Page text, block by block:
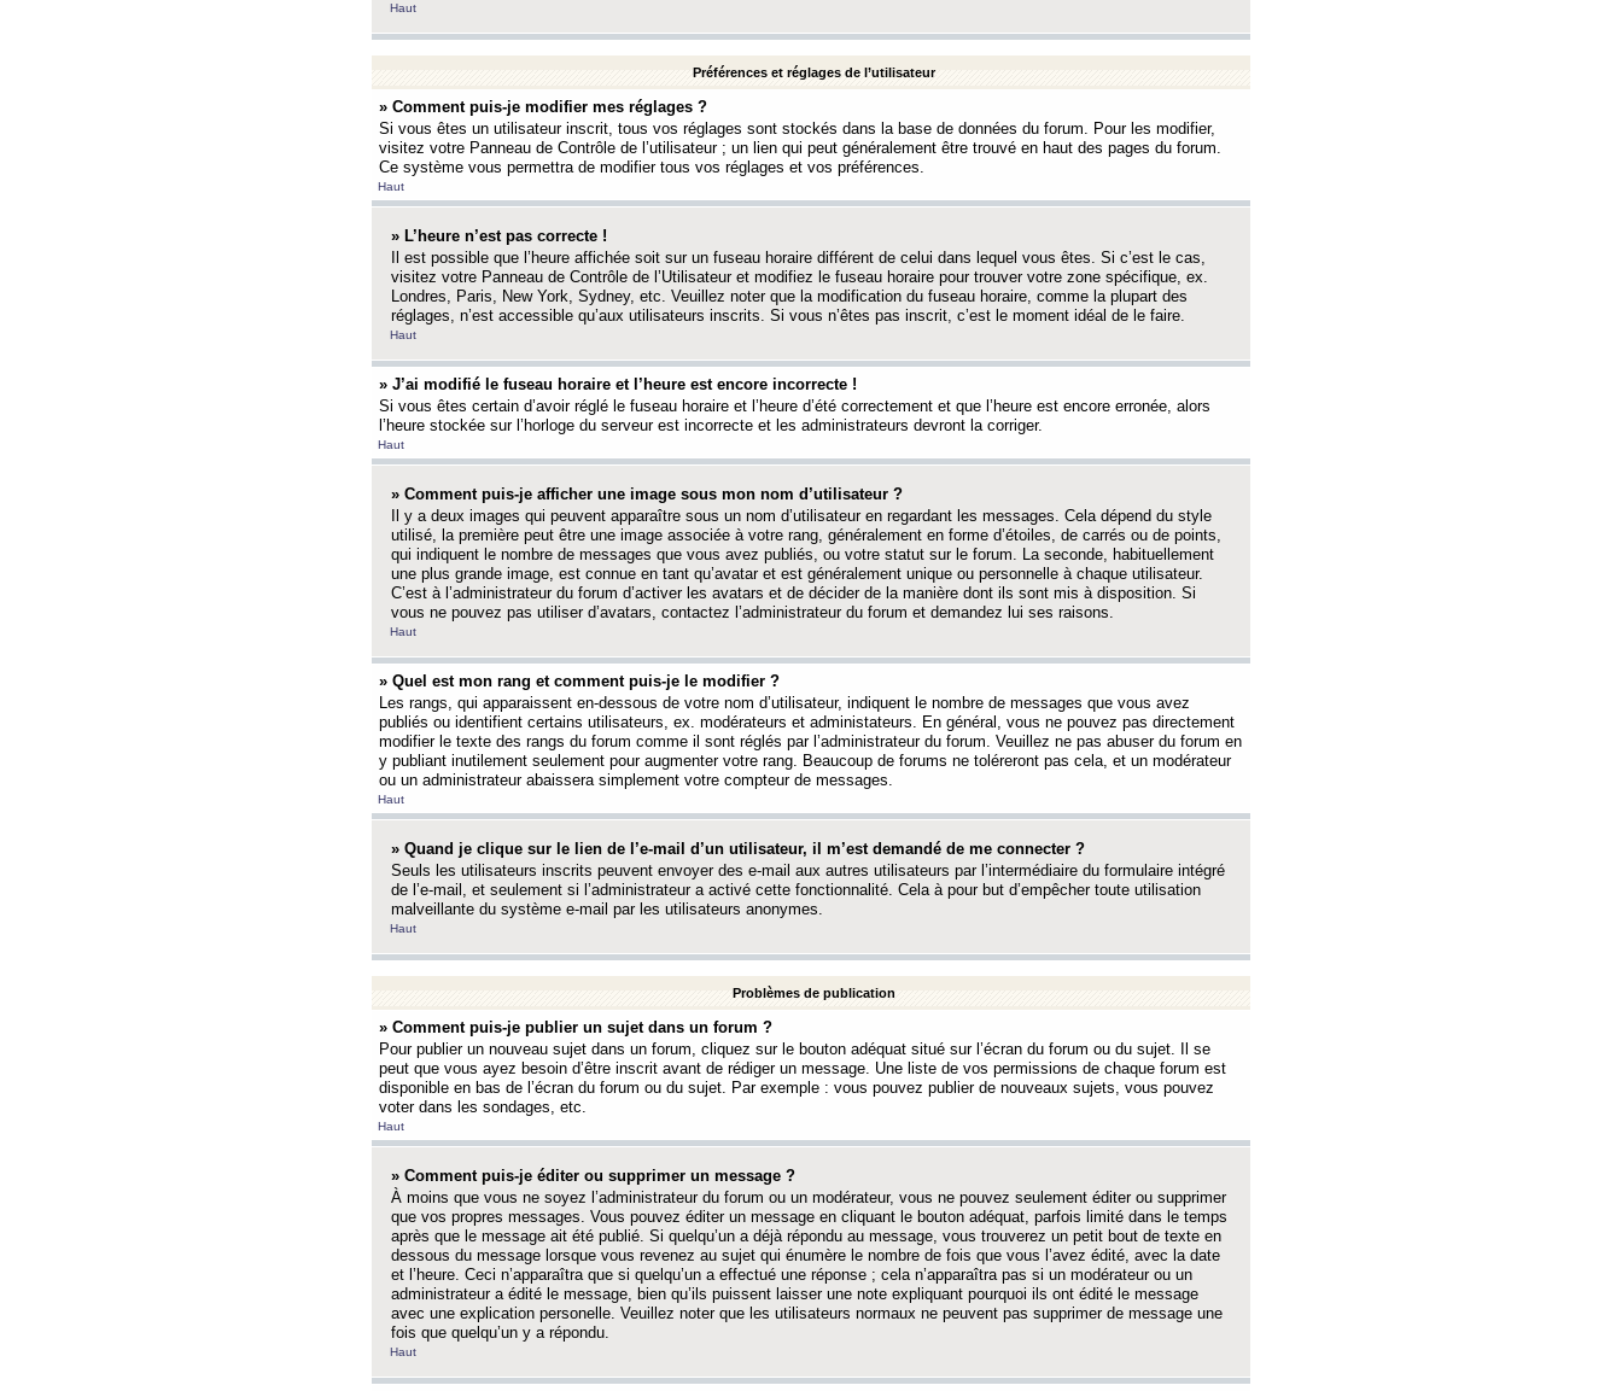
Haut
Préférences et réglages de l’utilisateur
» Comment puis-je modifier mes réglages ?
Si vous êtes un utilisateur inscrit, tous vos réglages sont stockés dans la base de données du forum. Pour les modifier,
visitez votre Panneau de Contrôle de l’utilisateur ; un lien qui peut généralement être trouvé en haut des pages du forum.
Ce système vous permettra de modifier tous vos réglages et vos préférences.
Haut
» L’heure n’est pas correcte !
Il est possible que l’heure affichée soit sur un fuseau horaire différent de celui dans lequel vous êtes. Si c’est le cas,
visitez votre Panneau de Contrôle de l’Utilisateur et modifiez le fuseau horaire pour trouver votre zone spécifique, ex.
Londres, Paris, New York, Sydney, etc. Veuillez noter que la modification du fuseau horaire, comme la plupart des
réglages, n’est accessible qu’aux utilisateurs inscrits. Si vous n’êtes pas inscrit, c’est le moment idéal de le faire.
Haut
» J’ai modifié le fuseau horaire et l’heure est encore incorrecte !
Si vous êtes certain d’avoir réglé le fuseau horaire et l’heure d’été correctement et que l’heure est encore erronée, alors
l’heure stockée sur l’horloge du serveur est incorrecte et les administrateurs devront la corriger.
Haut
» Comment puis-je afficher une image sous mon nom d’utilisateur ?
Il y a deux images qui peuvent apparaître sous un nom d’utilisateur en regardant les messages. Cela dépend du style
utilisé, la première peut être une image associée à votre rang, généralement en forme d’étoiles, de carrés ou de points,
qui indiquent le nombre de messages que vous avez publiés, ou votre statut sur le forum. La seconde, habituellement
une plus grande image, est connue en tant qu’avatar et est généralement unique ou personnelle à chaque utilisateur.
C’est à l’administrateur du forum d’activer les avatars et de décider de la manière dont ils sont mis à disposition. Si
vous ne pouvez pas utiliser d’avatars, contactez l’administrateur du forum et demandez lui ses raisons.
Haut
» Quel est mon rang et comment puis-je le modifier ?
Les rangs, qui apparaissent en-dessous de votre nom d’utilisateur, indiquent le nombre de messages que vous avez
publiés ou identifient certains utilisateurs, ex. modérateurs et administateurs. En général, vous ne pouvez pas directement
modifier le texte des rangs du forum comme il sont réglés par l’administrateur du forum. Veuillez ne pas abuser du forum en
y publiant inutilement seulement pour augmenter votre rang. Beaucoup de forums ne toléreront pas cela, et un modérateur
ou un administrateur abaissera simplement votre compteur de messages.
Haut
» Quand je clique sur le lien de l’e-mail d’un utilisateur, il m’est demandé de me connecter ?
Seuls les utilisateurs inscrits peuvent envoyer des e-mail aux autres utilisateurs par l’intermédiaire du formulaire intégré
de l’e-mail, et seulement si l’administrateur a activé cette fonctionnalité. Cela à pour but d’empêcher toute utilisation
malveillante du système e-mail par les utilisateurs anonymes.
Haut
Problèmes de publication
» Comment puis-je publier un sujet dans un forum ?
Pour publier un nouveau sujet dans un forum, cliquez sur le bouton adéquat situé sur l’écran du forum ou du sujet. Il se
peut que vous ayez besoin d’être inscrit avant de rédiger un message. Une liste de vos permissions de chaque forum est
disponible en bas de l’écran du forum ou du sujet. Par exemple : vous pouvez publier de nouveaux sujets, vous pouvez
voter dans les sondages, etc.
Haut
» Comment puis-je éditer ou supprimer un message ?
À moins que vous ne soyez l’administrateur du forum ou un modérateur, vous ne pouvez seulement éditer ou supprimer
que vos propres messages. Vous pouvez éditer un message en cliquant le bouton adéquat, parfois limité dans le temps
après que le message ait été publié. Si quelqu’un a déjà répondu au message, vous trouverez un petit bout de texte en
dessous du message lorsque vous revenez au sujet qui énumère le nombre de fois que vous l’avez édité, avec la date
et l’heure. Ceci n’apparaîtra que si quelqu’un a effectué une réponse ; cela n’apparaîtra pas si un modérateur ou un
administrateur a édité le message, bien qu’ils puissent laisser une note expliquant pourquoi ils ont édité le message
avec une explication personelle. Veuillez noter que les utilisateurs normaux ne peuvent pas supprimer de message une
fois que quelqu’un y a répondu.
Haut